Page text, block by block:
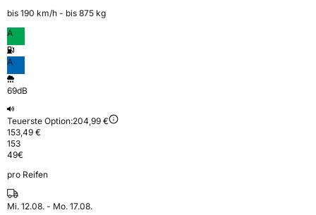
bis 190 km⁠/⁠h - bis 875 kg
A
A
69dB
Teuerste Option:204,99 €
153,49 €
153
49€
pro Reifen
Mi. 12.08. - Mo. 17.08.